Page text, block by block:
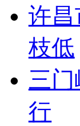
许
枝低
三
行